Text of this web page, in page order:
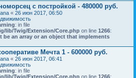
с постройкой - 480000 руб.
« 26 июн 2017, 06:50
: in file
lib/Twig/Extension/Core.php on line 1266:
be an array or an object that implements
Мечта 1 - 600000 руб.
« 26 июн 2017, 06:41
: in file
lib/Twig/Extension/Core.php on line 1266: